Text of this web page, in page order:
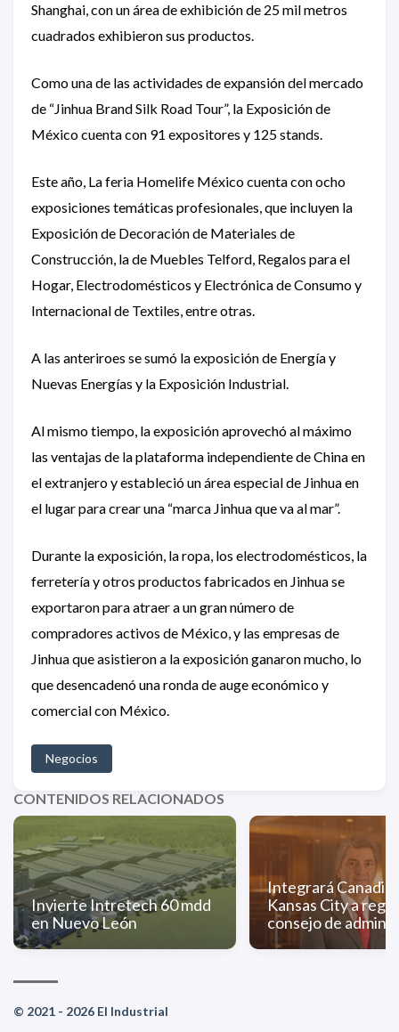
Shanghai, con un área de exhibición de 25 mil metros
cuadrados exhibieron sus productos.
Como una de las actividades de expansión del mercado
de “Jinhua Brand Silk Road Tour”, la Exposición de
México cuenta con 91 expositores y 125 stands.
Este año, La feria Homelife México cuenta con ocho
exposiciones temáticas profesionales, que incluyen la
Exposición de Decoración de Materiales de
Construcción, la de Muebles Telford, Regalos para el
Hogar, Electrodomésticos y Electrónica de Consumo y
Internacional de Textiles, entre otras.
A las anteriroes se sumó la exposición de Energía y
Nuevas Energías y la Exposición Industrial.
Al mismo tiempo, la exposición aprovechó al máximo
las ventajas de la plataforma independiente de China en
el extranjero y estableció un área especial de Jinhua en
el lugar para crear una “marca Jinhua que va al mar”.
Durante la exposición, la ropa, los electrodomésticos, la
ferretería y otros productos fabricados en Jinhua se
exportaron para atraer a un gran número de
compradores activos de México, y las empresas de
Jinhua que asistieron a la exposición ganaron mucho, lo
que desencadenó una ronda de auge económico y
comercial con México.
Negocios
CONTENIDOS RELACIONADOS
Invierte Intretech 60 mdd
en Nuevo León
Integrará
Kansas City a
consejo de
© 2021 - 2026 El Industrial